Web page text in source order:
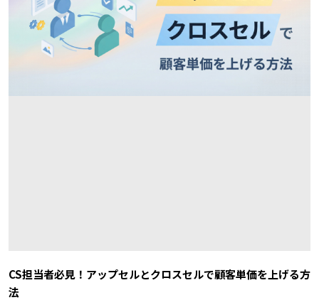
CS担当者必見！アップセルとクロスセルで顧客単価を上げる方
法